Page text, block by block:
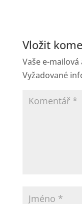
Vložit
Vaše e-
Vyžadované